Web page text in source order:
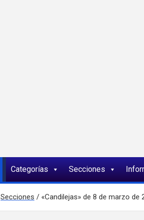
Categorías Secciones
Secciones «Candilejas» de 8 de marzo de